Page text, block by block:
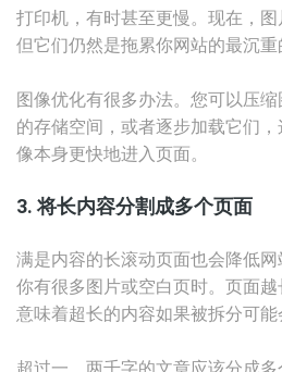
打印机，有时甚至更慢。现在，图
但它们仍然是拖累你网站的最沉重
图像优化有很多办法。您可以压
的存储空间，或者逐步加载它们
像本身更快地进入页面。
3. 将长内容分割成多个页面
满是内容的长滚动页面也会降低
你有很多图片或空白页时。页面
意味着超长的内容如果被拆分可能